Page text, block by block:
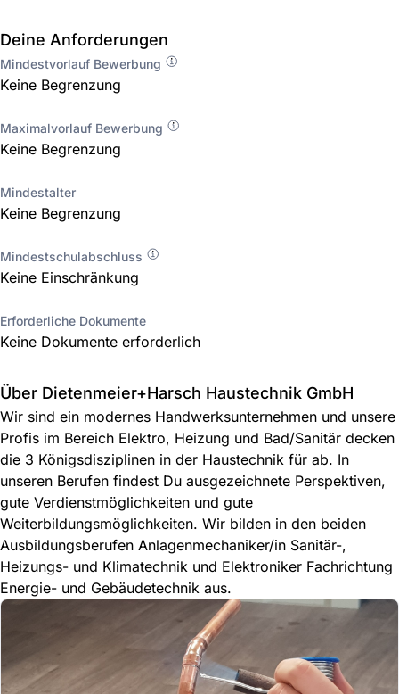
Deine Anforderungen
Mindestvorlauf Bewerbung
Keine Begrenzung
Maximalvorlauf Bewerbung
Keine Begrenzung
Mindestalter
Keine Begrenzung
Mindestschulabschluss
Keine Einschränkung
Erforderliche Dokumente
Keine Dokumente erforderlich
Über Dietenmeier+Harsch Haustechnik GmbH
Wir sind ein modernes Handwerksunternehmen und unsere
Profis im Bereich Elektro, Heizung und Bad/Sanitär decken
die 3 Königsdisziplinen in der Haustechnik für ab. In
unseren Berufen findest Du ausgezeichnete Perspektiven,
gute Verdienstmöglichkeiten und gute
Weiterbildungsmöglichkeiten. Wir bilden in den beiden
Ausbildungsberufen Anlagenmechaniker/in Sanitär-,
Heizungs- und Klimatechnik und Elektroniker Fachrichtung
Energie- und Gebäudetechnik aus.